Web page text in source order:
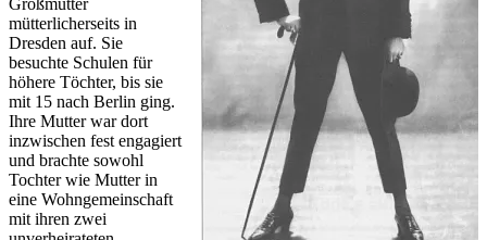
mütterlicherseits in
Dresden auf. Sie
besuchte Schulen für
höhere Töchter, bis sie
mit 15 nach Berlin ging.
Ihre Mutter war dort
inzwischen fest engagiert
und brachte sowohl
Tochter wie Mutter in
eine Wohngemeinschaft
mit ihren zwei